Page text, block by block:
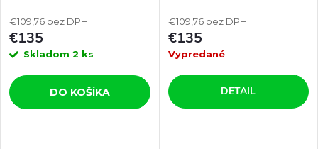
€109,76 bez DPH
€135
Skladom 2 ks
DO KOŠÍKA
€109,76 bez DPH
€135
Vypredané
DETAIL